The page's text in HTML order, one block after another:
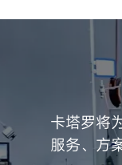
卡塔罗将
服务、方